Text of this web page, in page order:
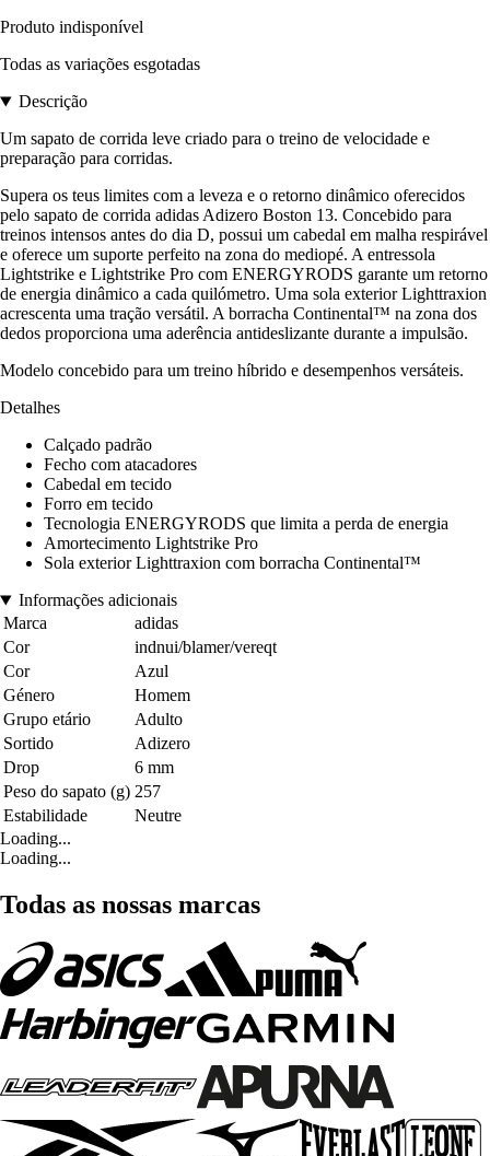
Produto indisponível
Todas as variações esgotadas
Descrição
Um sapato de corrida leve criado para o treino de velocidade e
preparação para corridas.
Supera os teus limites com a leveza e o retorno dinâmico oferecidos
pelo sapato de corrida adidas Adizero Boston 13. Concebido para
treinos intensos antes do dia D, possui um cabedal em malha respirável
e oferece um suporte perfeito na zona do mediopé. A entressola
Lightstrike e Lightstrike Pro com ENERGYRODS garante um retorno
de energia dinâmico a cada quilómetro. Uma sola exterior Lighttraxion
acrescenta uma tração versátil. A borracha Continental™ na zona dos
dedos proporciona uma aderência antideslizante durante a impulsão.
Modelo concebido para um treino híbrido e desempenhos versáteis.
Detalhes
Calçado padrão
Fecho com atacadores
Cabedal em tecido
Forro em tecido
Tecnologia ENERGYRODS que limita a perda de energia
Amortecimento Lightstrike Pro
Sola exterior Lighttraxion com borracha Continental™
Informações adicionais
Marca
adidas
Cor
indnui/blamer/vereqt
Cor
Azul
Género
Homem
Grupo etário
Adulto
Sortido
Adizero
Drop
6 mm
Peso do sapato (g) 257
Estabilidade
Neutre
Loading...
Loading...
Todas as nossas marcas